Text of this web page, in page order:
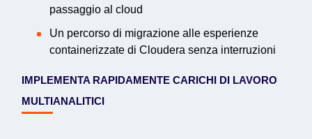
passaggio al cloud
Un percorso di migrazione alle esperienze
containerizzate di Cloudera senza interruzioni
IMPLEMENTA RAPIDAMENTE CARICHI DI LAVORO
MULTIANALITICI